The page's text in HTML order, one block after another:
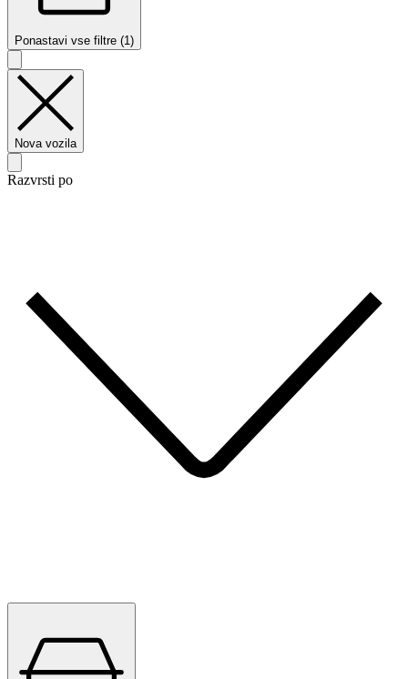
Ponastavi vse filtre (1)
Nova vozila
Razvrsti po